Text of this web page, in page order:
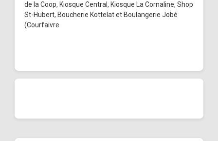
de la Coop, Kiosque Central, Kiosque La Cornaline, Shop
St-Hubert, Boucherie Kottelat et Boulangerie Jobé
(Courfaivre